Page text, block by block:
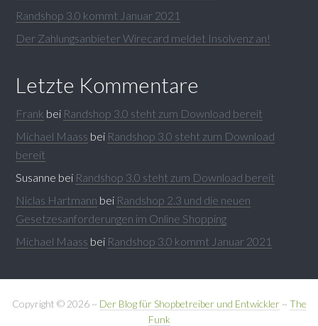
Randshop 3.0 kommt Januar 2021
Der Zahlungsanbieter Wirecard meldet Insolvenz an!
Letzte Kommentare
Frank bei Randshop 3.0 steht zum Download bereit
Michael Maass bei Randshop 3.0 steht zum Download
bereit
Susanne bei Randshop 3.0 steht zum Download bereit
Niclas Hartmann bei Randshop 2.3 und die neuen
Gesetzesanforderungen im Online Shopping
Michael Maass bei Randshop 3.0 kommt Januar 2021
Copyright © 2026 ~ Der Blog für Shopbetreiber und Entwickler~ The
Funk